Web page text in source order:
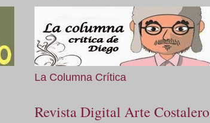
La Columna Crítica
Revista Digital Arte Costalero